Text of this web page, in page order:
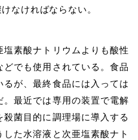
なければならない。
素酸ナトリウムよりも酸性
でも使用されている。食品
が、最終食品には入っては
最近では専用の装置で電解
菌目的に調理場に導入する
た水溶液と次亜塩素酸ナト